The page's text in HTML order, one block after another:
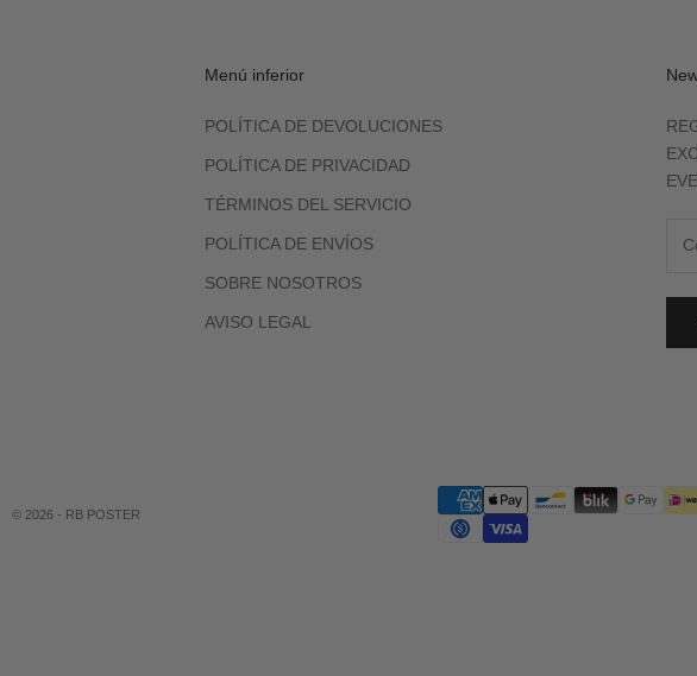
Menú inferior
POLÍTICA DE DEVOLUCIONES
POLÍTICA DE PRIVACIDAD
TÉRMINOS DEL SERVICIO
POLÍTICA DE ENVÍOS
SOBRE NOSOTROS
AVISO LEGAL
© 2026 - RB POSTER